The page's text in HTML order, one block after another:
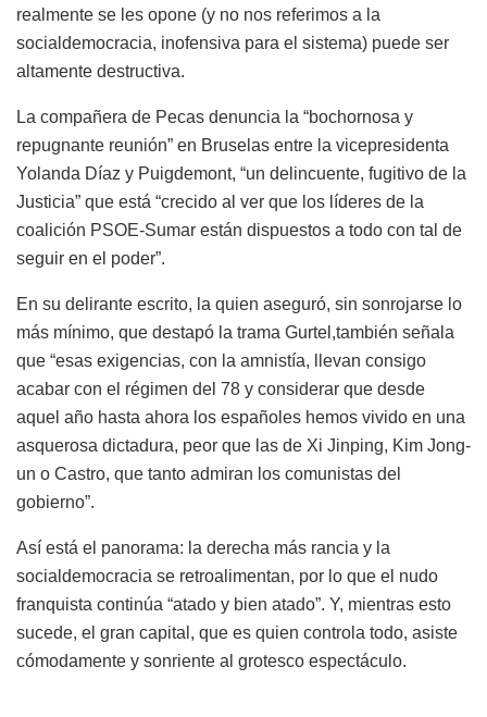
realmente se les opone (y no nos referimos a la
socialdemocracia, inofensiva para el sistema) puede ser
altamente destructiva.
La compañera de Pecas denuncia la “bochornosa y
repugnante reunión” en Bruselas entre la vicepresidenta
Yolanda Díaz y Puigdemont, “un delincuente, fugitivo de la
Justicia” que está “crecido al ver que los líderes de la
coalición PSOE-Sumar están dispuestos a todo con tal de
seguir en el poder”.
En su delirante escrito, la quien aseguró, sin sonrojarse lo
más mínimo, que destapó la trama Gurtel,también señala
que “esas exigencias, con la amnistía, llevan consigo
acabar con el régimen del 78 y considerar que desde
aquel año hasta ahora los españoles hemos vivido en una
asquerosa dictadura, peor que las de Xi Jinping, Kim Jong-
un o Castro, que tanto admiran los comunistas del
gobierno”.
Así está el panorama: la derecha más rancia y la
socialdemocracia se retroalimentan, por lo que el nudo
franquista continúa “atado y bien atado”. Y, mientras esto
sucede, el gran capital, que es quien controla todo, asiste
cómodamente y sonriente al grotesco espectáculo.